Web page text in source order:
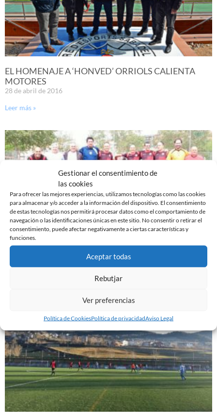
Gestionar el consentimiento de
las cookies
Para ofrecer las mejores experiencias, utilizamos tecnologías como las cookies
para almacenar y/o acceder a la información del dispositivo. El consentimiento
de estas tecnologías nos permitirá procesar datos como el comportamiento de
navegación o las identificaciones únicas en este sitio. No consentir o retirar el
consentimiento, puede afectar negativamente a ciertas características y
funciones.
Aceptar todas
Rebutjar
Ver preferencias
Política de CookiesPolítica de privacidadAviso Legal
EL HOMENAJE A ‘HONVED’ ORRIOLS CALIENTA
MOTORES
28 de abril de 2016
Leer más »
TRIUNFO DE LOS VETERANOS ANTE EL CD LLANO
27 de abril de 2015